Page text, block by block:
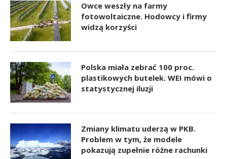
Owce weszły na farmy
fotowoltaiczne. Hodowcy i firmy
widzą korzyści
Polska miała zebrać 100 proc.
plastikowych butelek. WEI mówi o
statystycznej iluzji
Zmiany klimatu uderzą w PKB.
Problem w tym, że modele
pokazują zupełnie różne rachunki